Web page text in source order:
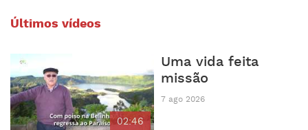
Últimos vídeos
02:46
Uma vida feita
missão
7 ago 2026